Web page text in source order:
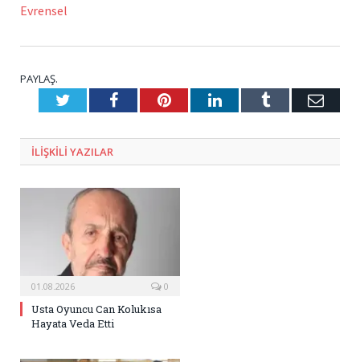
Evrensel
PAYLAŞ.
TwitterFacebookPinterestLinkedInTumblr E-
ILIŞKILI YAZILAR
01.08.2026 0
Usta Oyuncu Can Kolukısa
Hayata Veda Etti